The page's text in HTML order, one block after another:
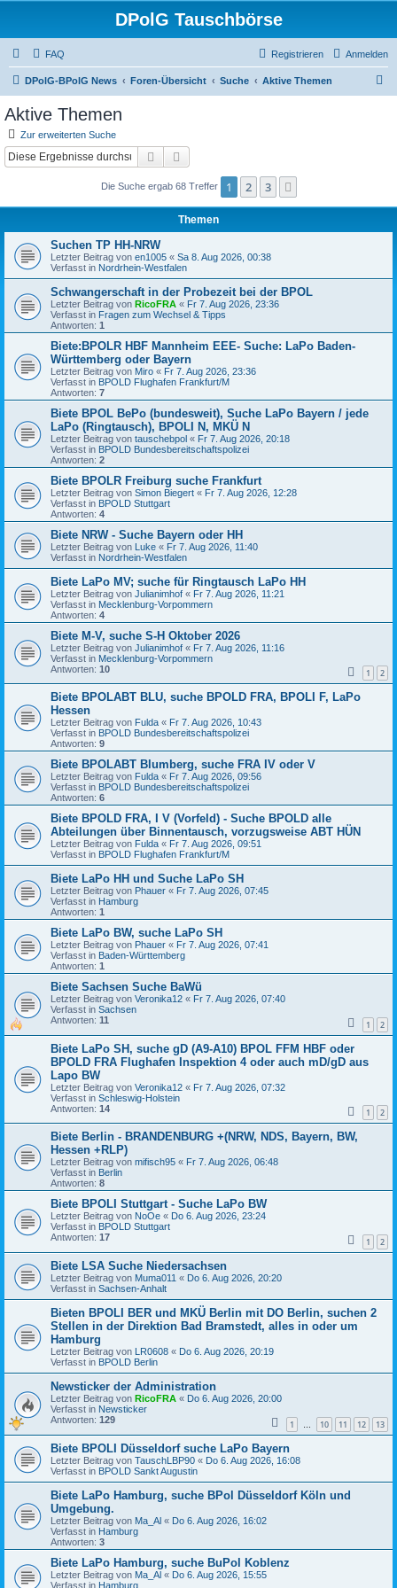
DPolG Tauschbörse
FAQ Anmelden
Registrieren
DPolG-BPolG News Foren-Übersicht Suche Aktive Themen
Aktive Themen
Zur erweiterten Suche
Suche
Die Suche ergab 68 Treffer 1 2 3
Themen
Suchen TP HH-NRW
Letzter Beitrag von en1005 « Sa 8. Aug 2026, 00:38
Verfasst in Nordrhein-Westfalen
Schwangerschaft in der Probezeit bei der BPOL
Letzter Beitrag von RicoFRA « Fr 7. Aug 2026, 23:36
Verfasst in Fragen zum Wechsel & Tipps
Antworten: 1
Biete:BPOLR HBF Mannheim EEE- Suche: LaPo Baden-
Württemberg oder Bayern
Letzter Beitrag von Miro « Fr 7. Aug 2026, 23:36
Verfasst in BPOLD Flughafen Frankfurt/M
Antworten: 7
Biete BPOL BePo (bundesweit), Suche LaPo Bayern / jede
LaPo (Ringtausch), BPOLI N, MKÜ N
Letzter Beitrag von tauschebpol « Fr 7. Aug 2026, 20:18
Verfasst in BPOLD Bundesbereitschaftspolizei
Antworten: 2
Biete BPOLR Freiburg suche Frankfurt
Letzter Beitrag von Simon Biegert « Fr 7. Aug 2026, 12:28
Verfasst in BPOLD Stuttgart
Antworten: 4
Biete NRW - Suche Bayern oder HH
Letzter Beitrag von Luke « Fr 7. Aug 2026, 11:40
Verfasst in Nordrhein-Westfalen
Biete LaPo MV; suche für Ringtausch LaPo HH
Letzter Beitrag von Julianimhof « Fr 7. Aug 2026, 11:21
Verfasst in Mecklenburg-Vorpommern
Antworten: 4
Biete M-V, suche S-H Oktober 2026
Letzter Beitrag von Julianimhof « Fr 7. Aug 2026, 11:16
Verfasst in Mecklenburg-Vorpommern
Antworten: 10 1 2
Biete BPOLABT BLU, suche BPOLD FRA, BPOLI F, LaPo
Hessen
Letzter Beitrag von Fulda « Fr 7. Aug 2026, 10:43
Verfasst in BPOLD Bundesbereitschaftspolizei
Antworten: 9
Biete BPOLABT Blumberg, suche FRA IV oder V
Letzter Beitrag von Fulda « Fr 7. Aug 2026, 09:56
Verfasst in BPOLD Bundesbereitschaftspolizei
Antworten: 6
Biete BPOLD FRA, I V (Vorfeld) - Suche BPOLD alle
Abteilungen über Binnentausch, vorzugsweise ABT HÜN
Letzter Beitrag von Fulda « Fr 7. Aug 2026, 09:51
Verfasst in BPOLD Flughafen Frankfurt/M
Biete LaPo HH und Suche LaPo SH
Letzter Beitrag von Phauer « Fr 7. Aug 2026, 07:45
Verfasst in Hamburg
Antworten: 1
Biete LaPo BW, suche LaPo SH
Letzter Beitrag von Phauer « Fr 7. Aug 2026, 07:41
Verfasst in Baden-Württemberg
Antworten: 1
Biete Sachsen Suche BaWü
Letzter Beitrag von Veronika12 « Fr 7. Aug 2026, 07:40
Verfasst in Sachsen
Antworten: 11 1 2
Biete LaPo SH, suche gD (A9-A10) BPOL FFM HBF oder
BPOLD FRA Flughafen Inspektion 4 oder auch mD/gD aus
Lapo BW
Letzter Beitrag von Veronika12 « Fr 7. Aug 2026, 07:32
Verfasst in Schleswig-Holstein
Antworten: 14 1 2
Biete Berlin - BRANDENBURG +(NRW, NDS, Bayern, BW,
Hessen +RLP)
Letzter Beitrag von mifisch95 « Fr 7. Aug 2026, 06:48
Verfasst in Berlin
Antworten: 8
Biete BPOLI Stuttgart - Suche LaPo BW
Letzter Beitrag von NoOe « Do 6. Aug 2026, 23:24
Verfasst in BPOLD Stuttgart
Antworten: 17 1 2
Biete LSA Suche Niedersachsen
Letzter Beitrag von Muma011 « Do 6. Aug 2026, 20:20
Verfasst in Sachsen-Anhalt
Bieten BPOLI BER und MKÜ Berlin mit DO Berlin, suchen 2
Stellen in der Direktion Bad Bramstedt, alles in oder um
Hamburg
Letzter Beitrag von LR0608 « Do 6. Aug 2026, 20:19
Verfasst in BPOLD Berlin
Newsticker der Administration
Letzter Beitrag von RicoFRA « Do 6. Aug 2026, 20:00
Verfasst in Newsticker
Antworten: 129 1 … 10 11 12 13
Biete BPOLI Düsseldorf suche LaPo Bayern
Letzter Beitrag von TauschLBP90 « Do 6. Aug 2026, 16:08
Verfasst in BPOLD Sankt Augustin
Biete LaPo Hamburg, suche BPol Düsseldorf Köln und
Umgebung.
Letzter Beitrag von Ma_Al « Do 6. Aug 2026, 16:02
Verfasst in Hamburg
Antworten: 3
Biete LaPo Hamburg, suche BuPol Koblenz
Letzter Beitrag von Ma_Al « Do 6. Aug 2026, 15:55
Verfasst in Hamburg